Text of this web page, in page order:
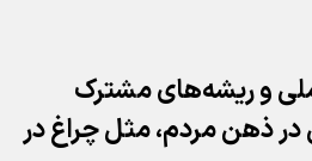
و ریشه‌های مشترک
ذهن مردم، مثل چراغ در